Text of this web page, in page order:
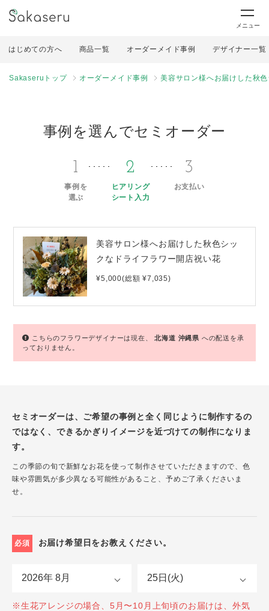
メニュー
はじめての方へ 商品一覧 オーダーメイド事例 デザイナー一覧
Sakaseruトップ オーダーメイド事例 美容サロン様へお届けした秋
事例を選んでセミオーダー
1
事例を
選ぶ
2
ヒアリング
シート入力
3
お支払い
美容サロン様へお届けした秋色シッ
クなドライフラワー開店祝い花
¥5,000(総額 ¥7,035)
こちらのフラワーデザイナーは現在、北海道 沖縄県 への配送を承
っておりません。
セミオーダーは、ご希望の事例と全く同じように制作するの
ではなく、できるかぎりイメージを近づけての制作になりま
す。
この季節の旬で新鮮なお花を使って制作させていただきますので、色
味や雰囲気が多少異なる可能性があること、予めご了承くださいま
せ。
必須 お届け希望日をお教えください。
※生花アレンジの場合、5月〜10月上旬頃のお届けは、外気